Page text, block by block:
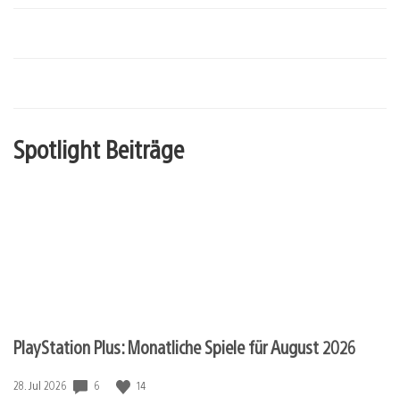
Spotlight Beiträge
PlayStation Plus: Monatliche Spiele für August 2026
Veröffentlichungsdatum:
28. Jul 2026 6 14